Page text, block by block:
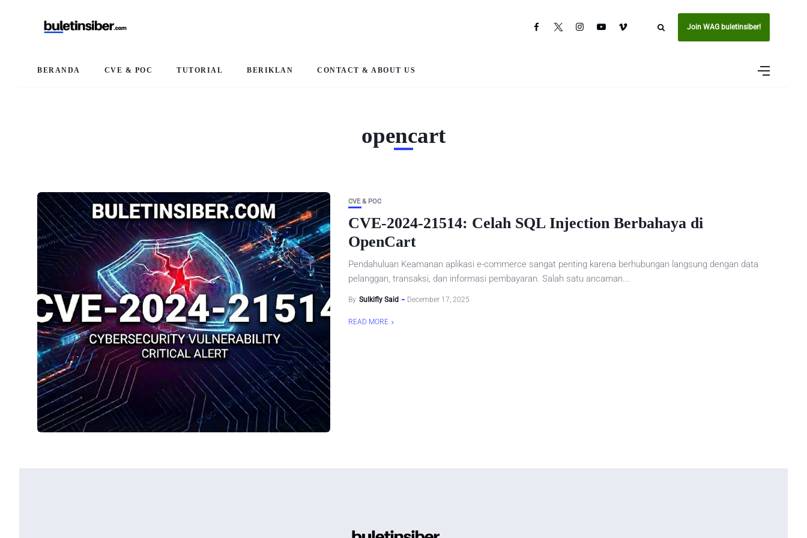
Join WAG buletinsiber!
BERANDA CVE & POC TUTORIAL BERIKLAN CONTACT & ABOUT US
opencart
CVE & POC
CVE-2024-21514: Celah SQL Injection Berbahaya di
OpenCart
Pendahuluan Keamanan aplikasi e-commerce sangat penting karena berhubungan langsung dengan data
pelanggan, transaksi, dan informasi pembayaran. Salah satu ancaman...
By Sulkifly Said December 17, 2025
READ MORE